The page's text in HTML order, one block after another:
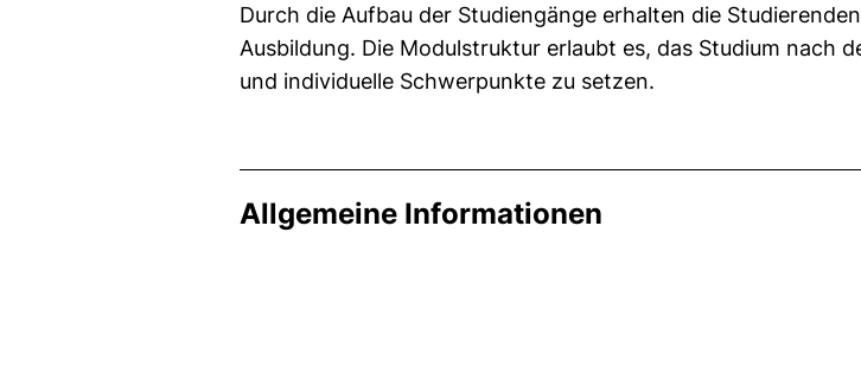
Durch die Aufbau der Studiengänge erhalten die
Ausbildung. Die Modulstruktur erlaubt es, das Studium nach
und individuelle Schwerpunkte zu setzen.
Allgemeine Informationen